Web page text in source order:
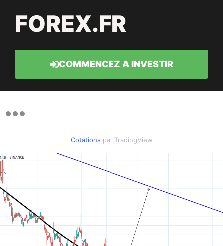
FOREX.FR
COMMENCEZ A INVESTIR
Cotations par TradingView